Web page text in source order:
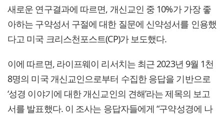
새로운 연구결과에 따르면, 개신교인 중 10%가 가장 좋
아하는 구약성서 구절에 대한 질문에 신약성서를 인용했
다고 미국 크리스천포스트(CP)가 보도했다.
이에 따르면, 라이프웨이 리서치는 최근 2023년 9월 1천
8명의 미국 개신교인으로부터 수집한 응답을 기반으로
‘성경 이야기에 대한 개신교인의 견해’라는 제목의 보고
서를 발표했다. 이 조사는 응답자들에게 “구약성경에 나